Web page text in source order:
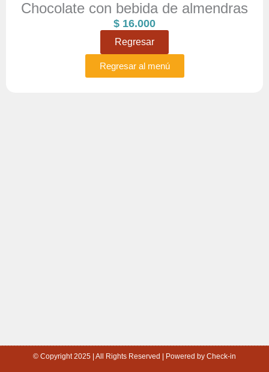
Chocolate con bebida de almendras
$ 16.000
Regresar
Regresar al menú
© Copyright 2025 | All Rights Reserved | Powered by Check-in